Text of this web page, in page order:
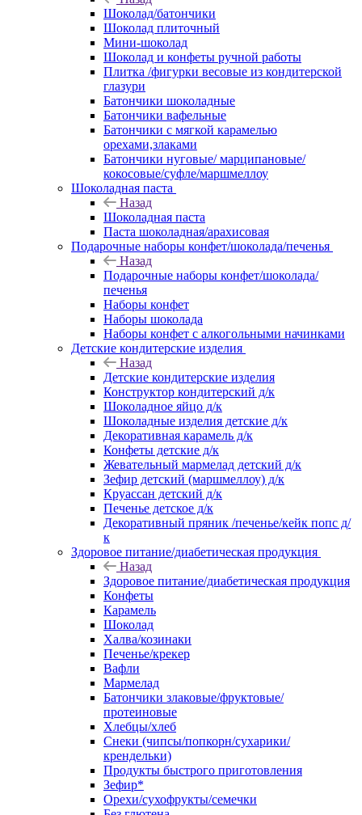
Шоколад/батончики
Шоколад плиточный
Мини-шоколад
Шоколад и конфеты ручной работы
Плитка /фигурки весовые из кондитерской
глазури
Батончики шоколадные
Батончики вафельные
Батончики с мягкой карамелью
орехами,злаками
Батончики нуговые/ марципановые/
кокосовые/суфле/маршмеллоу
Шоколадная паста
Назад
Шоколадная паста
Паста шоколадная/арахисовая
Подарочные наборы конфет/шоколада/печенья
Назад
Подарочные наборы конфет/шоколада/
печенья
Наборы конфет
Наборы шоколада
Наборы конфет с алкогольными начинками
Детские кондитерские изделия
Назад
Детские кондитерские изделия
Конструктор кондитерский д/к
Шоколадное яйцо д/к
Шоколадные изделия детские д/к
Декоративная карамель д/к
Конфеты детские д/к
Жевательный мармелад детский д/к
Зефир детский (маршмеллоу) д/к
Круассан детский д/к
Печенье детское д/к
Декоративный пряник /печенье/кейк попс д/
к
Здоровое питание/диабетическая продукция
Назад
Здоровое питание/диабетическая продукция
Конфеты
Карамель
Шоколад
Халва/козинаки
Печенье/крекер
Вафли
Мармелад
Батончики злаковые/фруктовые/
протеиновые
Хлебцы/хлеб
Снеки (чипсы/попкорн/сухарики/
крендельки)
Продукты быстрого приготовления
Зефир*
Орехи/сухофрукты/семечки